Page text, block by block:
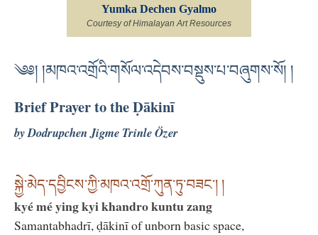
Yumka Dechen Gyalmo
Courtesy of Himalayan Art Resources
༄༅། །མཁའ་འགྲོའི་གསོལ་འདེབས་བསྡུས་པ་བཞུགས་སོ། །
Brief Prayer to the Ḍākinī
by Dodrupchen Jigme Trinle Özer
སྐྱེ་མེད་དབྱིངས་ཀྱི་མཁའ་འགྲོ་ཀུན་ཏུ་བཟང་། །
kyé mé ying kyi khandro kuntu zang
Samantabhadrī, ḍākinī of unborn basic space,